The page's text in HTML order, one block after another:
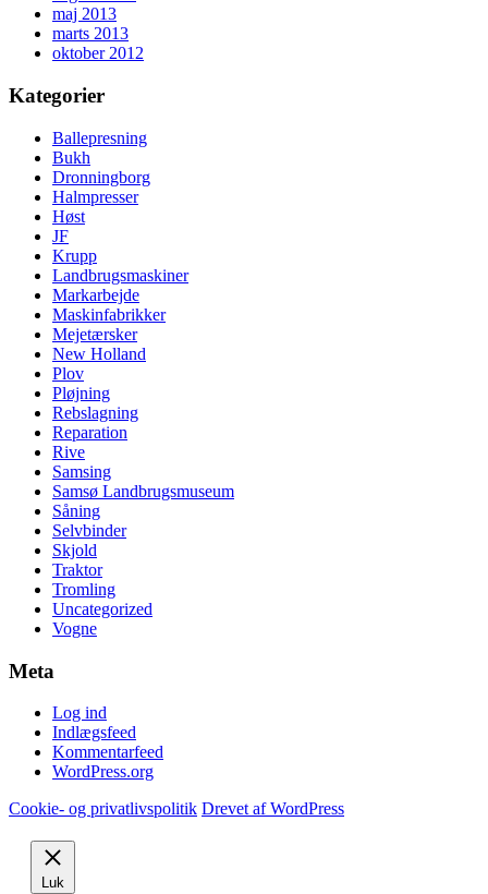
maj 2013
marts 2013
oktober 2012
Kategorier
Ballepresning
Bukh
Dronningborg
Halmpresser
Høst
JF
Krupp
Landbrugsmaskiner
Markarbejde
Maskinfabrikker
Mejetærsker
New Holland
Plov
Pløjning
Rebslagning
Reparation
Rive
Samsing
Samsø Landbrugsmuseum
Såning
Selvbinder
Skjold
Traktor
Tromling
Uncategorized
Vogne
Meta
Log ind
Indlægsfeed
Kommentarfeed
WordPress.org
Cookie- og privatlivspolitik Drevet af WordPress
Luk